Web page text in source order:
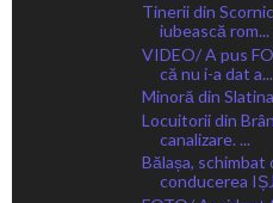
Tinerii din
iubească rom...
VIDEO/ A pus
că nu i-a dat a...
Minoră din
Locuitorii din
canalizare. ...
Bălașa, schimbat
conducerea